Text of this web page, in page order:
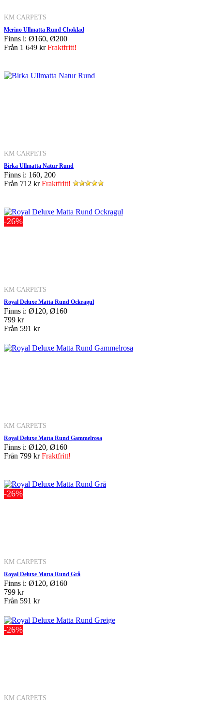
KM CARPETS
Merino Ullmatta Rund Choklad
Finns i: Ø160, Ø200
Från 1 649 krFraktfritt!
KM CARPETS
Birka Ullmatta Natur Rund
Finns i: 160, 200
Från 712 krFraktfritt!
-26%
KM CARPETS
Royal Deluxe Matta Rund Ockragul
Finns i: Ø120, Ø160
799 kr
Från 591 kr
KM CARPETS
Royal Deluxe Matta Rund Gammelrosa
Finns i: Ø120, Ø160
Från 799 krFraktfritt!
-26%
KM CARPETS
Royal Deluxe Matta Rund Grå
Finns i: Ø120, Ø160
799 kr
Från 591 kr
-26%
KM CARPETS